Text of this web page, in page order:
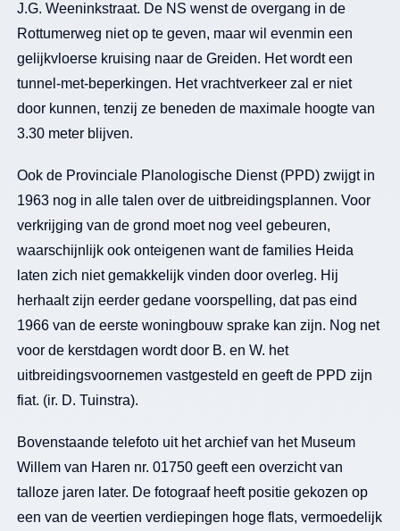
J.G. Weeninkstraat. De NS wenst de overgang in de
Rottumerweg niet op te geven, maar wil evenmin een
gelijkvloerse kruising naar de Greiden. Het wordt een
tunnel-met-beperkingen. Het vrachtverkeer zal er niet
door kunnen, tenzij ze beneden de maximale hoogte van
3.30 meter blijven.
Ook de Provinciale Planologische Dienst (PPD) zwijgt in
1963 nog in alle talen over de uitbreidingsplannen. Voor
verkrijging van de grond moet nog veel gebeuren,
waarschijnlijk ook onteigenen want de families Heida
laten zich niet gemakkelijk vinden door overleg. Hij
herhaalt zijn eerder gedane voorspelling, dat pas eind
1966 van de eerste woningbouw sprake kan zijn. Nog net
voor de kerstdagen wordt door B. en W. het
uitbreidingsvoornemen vastgesteld en geeft de PPD zijn
fiat. (ir. D. Tuinstra).
Bovenstaande telefoto uit het archief van het Museum
Willem van Haren nr. 01750 geeft een overzicht van
talloze jaren later. De fotograaf heeft positie gekozen op
een van de veertien verdiepingen hoge flats, vermoedelijk